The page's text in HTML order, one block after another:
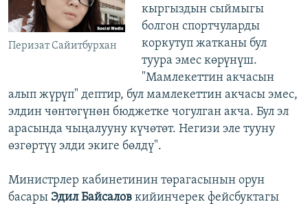
Перизат Сайитбурхан
кыргыздын сыймыгы
болгон спортчуларды
коркутуп жатканы бул
туура эмес көрүнүш.
"Мамлекеттин акчасын
алып жүрүп" дептир, бул мамлекеттин акчасы эмес,
элдин чөнтөгүнөн бюджетке чогулган акча. Бул эл
арасында чыңалууну күчөтөт. Негизи эле тууну
өзгөртүү элди экиге бөлдү".
Министрлер кабинетинин төрагасынын орун
басары Эдил Байсалов кийинчерек фейсбуктагы